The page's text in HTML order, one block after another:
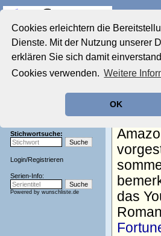
Cookies erleichtern die
Dienste. Mit der Nutzung unserer
erklären Sie sich damit
Cookies verwenden. Weitere
OK
Startseite
Aktuelles Forum
Film-Forum
Zeichentrick-Forum
Stichwortsuche:
Login/Registrieren
Serien-Info:
Powered by wunschliste.de
Aktuelles
Fragen,
Your
geschrieben
das